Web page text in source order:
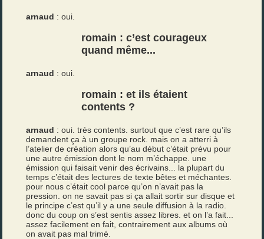
arnaud : oui.
romain : c’est courageux
quand même...
arnaud : oui.
romain : et ils étaient
contents ?
arnaud : oui. très contents. surtout que c’est rare qu’ils
demandent ça à un groupe rock. mais on a atterri à
l’atelier de création alors qu’au début c’était prévu pour
une autre émission dont le nom m’échappe. une
émission qui faisait venir des écrivains... la plupart du
temps c’était des lectures de texte bêtes et méchantes.
pour nous c’était cool parce qu’on n’avait pas la
pression. on ne savait pas si ça allait sortir sur disque et
le principe c’est qu’il y a une seule diffusion à la radio.
donc du coup on s’est sentis assez libres. et on l’a fait...
assez facilement en fait, contrairement aux albums où
on avait pas mal trimé.